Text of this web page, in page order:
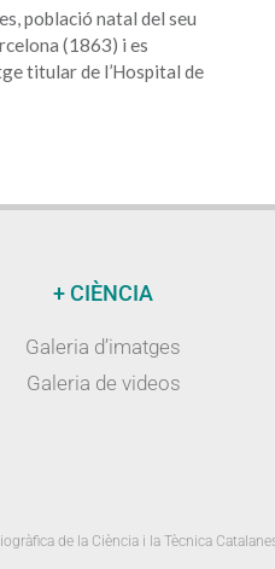
població natal del seu
(1863) i es
titular de l’Hospital de
+ CIÈNCIA
Galeria d’imatges
Galeria de videos
de la Ciència i la Tècnica